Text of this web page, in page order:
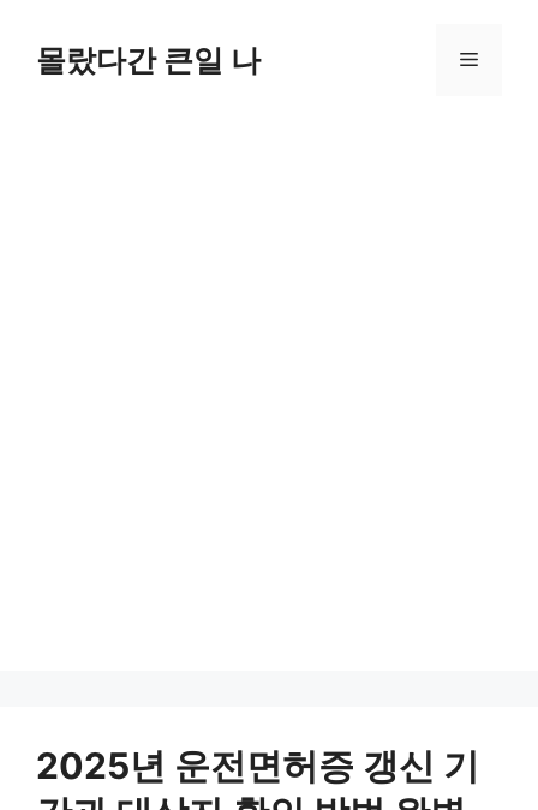
몰랐다간 큰일 나 메
2025년 운전면허증 갱신 기